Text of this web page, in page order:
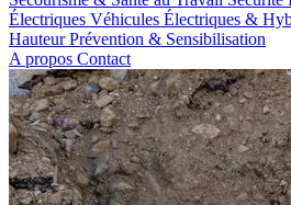
Électriques Véhicules Électriques &
HauteurPrévention & Sensibilisation
A propos Contact